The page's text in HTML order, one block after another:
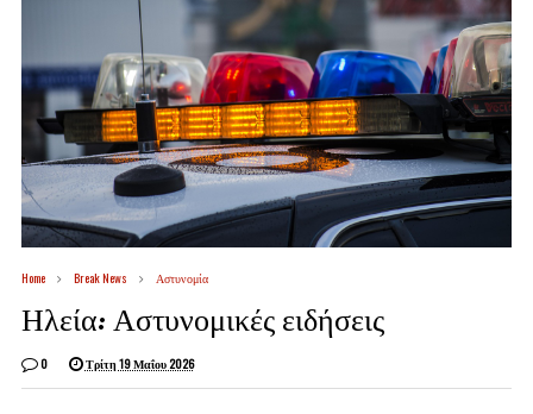
Home Break News Αστυνομία
Ηλεία: Αστυνομικές ειδήσεις
0 Τρίτη 19 Μαΐου 2026